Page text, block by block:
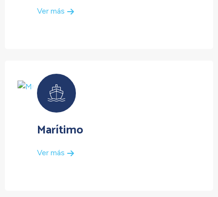
Ver más
Marítimo
Ver más